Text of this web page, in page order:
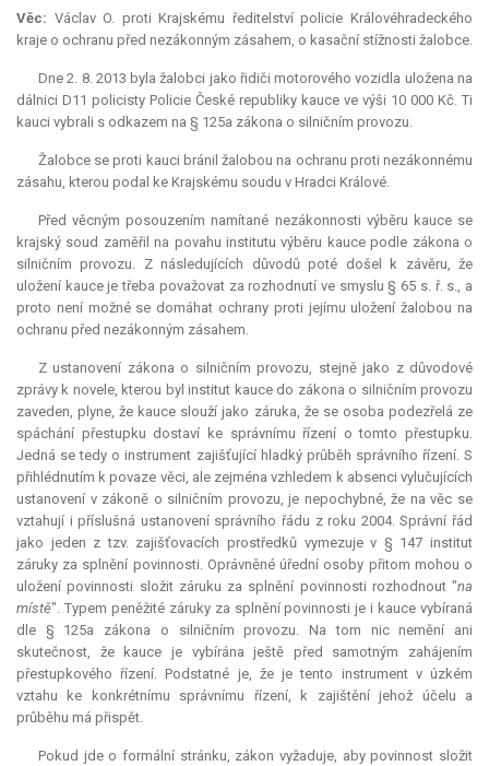
Věc: Václav O. proti Krajskému ředitelství policie Královéhradeckého
kraje o ochranu před nezákonným zásahem, o kasační stížnosti žalobce.
Dne 2. 8. 2013 byla žalobci jako řidiči motorového vozidla uložena na
dálnici D11 policisty Policie České republiky kauce ve výši 10 000 Kč. Ti
kauci vybrali s odkazem na § 125a zákona o silničním provozu.
Žalobce se proti kauci bránil žalobou na ochranu proti nezákonnému
zásahu, kterou podal ke Krajskému soudu v Hradci Králové.
Před věcným posouzením namítané nezákonnosti výběru kaucese
krajský soud zaměřil na povahu institutu výběru kaucepodle zákona o
silničním provozu. Z následujících důvodů poté došel k závěru, že
uložení kauceje třeba považovat za rozhodnutí ve smyslu § 65 s. ř. s., a
proto není možné se domáhat ochrany proti jejímu uložení žalobou na
ochranu před nezákonným zásahem.
Z ustanovení zákona o silničním provozu, stejně jako z důvodové
zprávy k novele, kterou byl institut kaucedo zákona o silničním provozu
zaveden, plyne, že kauce slouží jako záruka, že se osoba podezřelá ze
spáchání přestupku dostaví ke správnímu řízení o tomto přestupku.
Jedná se tedy o instrument zajišťující hladký průběh správního řízení. S
přihlédnutím k povaze věci, ale zejména vzhledem k absenci vylučujících
ustanovení v zákoně o silničním provozu, je nepochybné, že na věc se
vztahují i příslušná ustanovení správního řádu z roku 2004. Správní řád
jako jeden z tzv. zajišťovacích prostředků vymezuje v § 147 institut
záruky za splnění povinnosti. Oprávněné úřední osoby přitom mohou o
uložení povinnosti složit záruku za splnění povinnosti rozhodnout "na
místě". Typem peněžité záruky za splnění povinnosti je i kauce vybíraná
dle § 125a zákona o silničním provozu. Na tom nic nemění ani
skutečnost, že
kauce je vybírána ještě před samotným zahájením
přestupkového řízení. Podstatné je, že je tento instrument v úzkém
vztahu ke konkrétnímu správnímu řízení, k zajištění jehož účelu a
průběhu má přispět.
Pokud jde o formální stránku, zákon vyžaduje, aby povinnost složit